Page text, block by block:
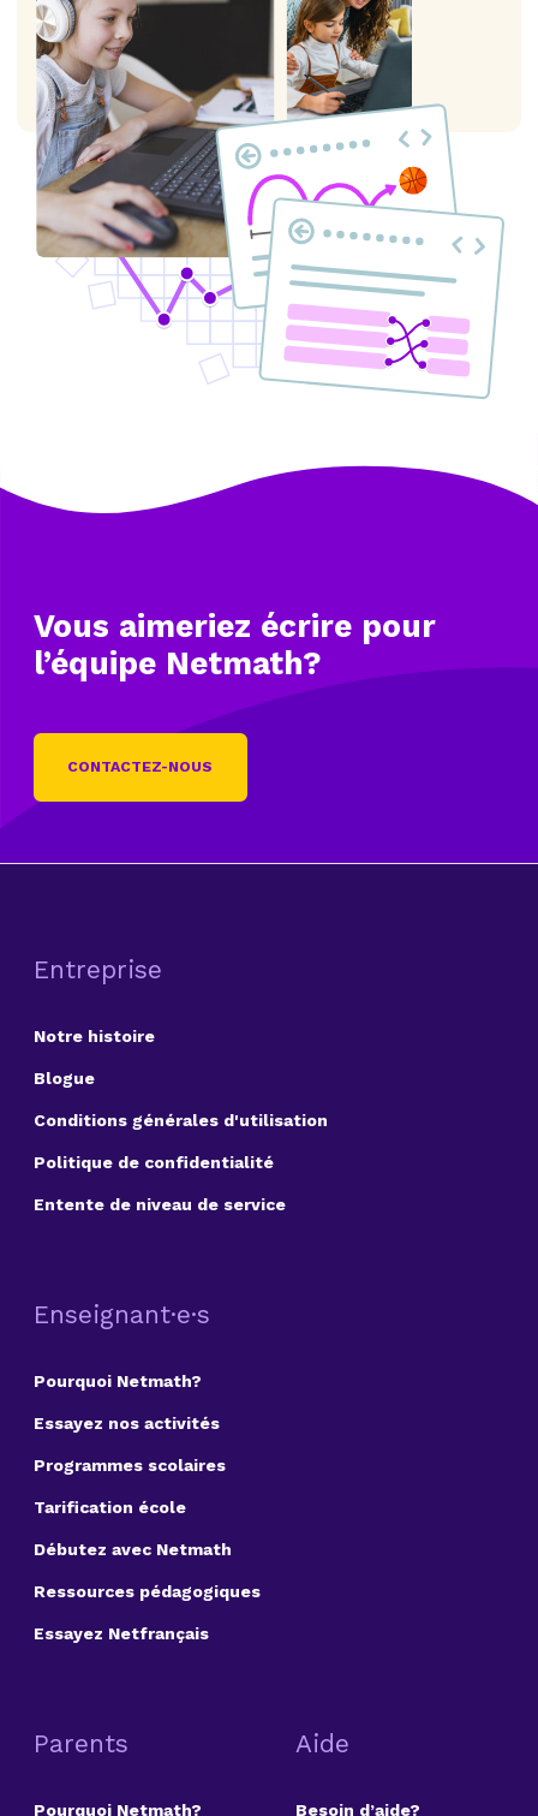
Vous aimeriez écrire pour
l’équipe Netmath?
CONTACTEZ-NOUS
Entreprise
Notre histoire
Blogue
Conditions générales d'utilisation
Politique de confidentialité
Entente de niveau de service
Enseignant·e·s
Pourquoi Netmath?
Essayez nos activités
Programmes scolaires
Tarification école
Débutez avec Netmath
Ressources pédagogiques
Essayez Netfrançais
Parents
Pourquoi Netmath?
Aide
Besoin d’aide?